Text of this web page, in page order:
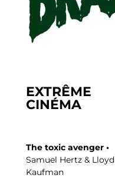
EXTRÊME
CINÉMA
The toxic avenger •
Samuel Hertz & Lloyd
Kaufman